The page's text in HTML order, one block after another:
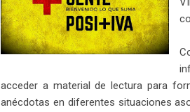
acceder a material de lectura para
anécdotas en diferentes situaciones